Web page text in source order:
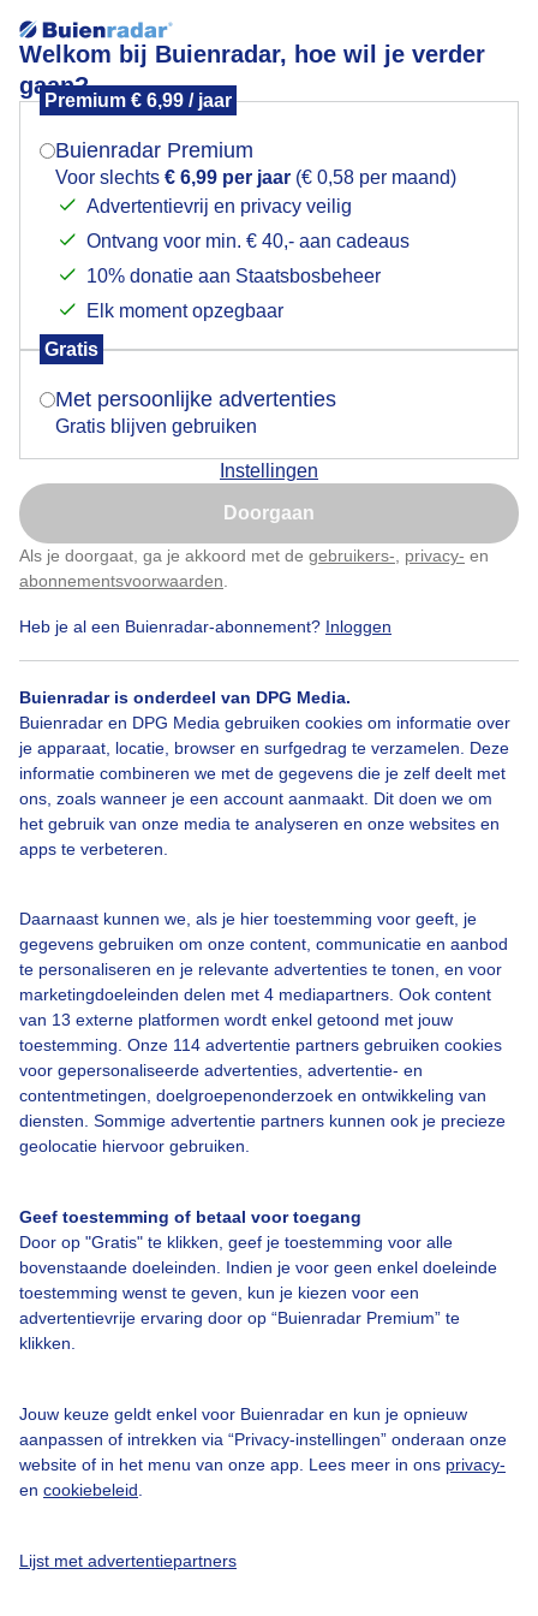
Welkom bij Buienradar, hoe wil je verder
gaan?
Premium € 6,99 / jaar
Buienradar Premium
Voor slechts € 6,99 per jaar (€ 0,58 per maand)
Advertentievrij en privacy veilig
Ontvang voor min. € 40,- aan cadeaus
10% donatie aan Staatsbosbeheer
Elk moment opzegbaar
Gratis
Met persoonlijke advertenties
Gratis blijven gebruiken
Instellingen
Doorgaan
Als je doorgaat, ga je akkoord met de gebruikers- privacy- en
abonnementsvoorwaarden
Heb je al een Buienradar-abonnement? Inloggen
Buienradar is onderdeel van DPG Media.
Buienradar en DPG Media gebruiken cookies om informatie over
je apparaat, locatie, browser en surfgedrag te verzamelen. Deze
informatie combineren we met de gegevens die je zelf deelt met
ons, zoals wanneer je een account aanmaakt. Dit doen we om
het gebruik van onze media te analyseren en onze websites en
apps te verbeteren.
Daarnaast kunnen we, als je hier toestemming voor geeft, je
gegevens gebruiken om onze content, communicatie en aanbod
te personaliseren en je relevante advertenties te tonen, en voor
marketingdoeleinden delen met 4 mediapartners. Ook content
van 13 externe platformen wordt enkel getoond met jouw
toestemming. Onze 114 advertentie partners gebruiken cookies
voor gepersonaliseerde advertenties, advertentie- en
contentmetingen, doelgroepenonderzoek en ontwikkeling van
diensten. Sommige advertentie partners kunnen ook je precieze
geolocatie hiervoor gebruiken.
Geef toestemming of betaal voor toegang
Door op "Gratis" te klikken, geef je toestemming voor alle
bovenstaande doeleinden. Indien je voor geen enkel doeleinde
toestemming wenst te geven, kun je kiezen voor een
advertentievrije ervaring door op “Buienradar Premium” te
klikken.
Jouw keuze geldt enkel voor Buienradar en kun je opnieuw
aanpassen of intrekken via “Privacy-instellingen” onderaan onze
website of in het menu van onze app. Lees meer in ons privacy-
en cookiebeleid
Lijst met advertentiepartners
Bewolking vanmorgen
Door: Mark Klos Gemaakt: 11-05-2026, 99x bekeken
Lente Wolken
Bekijk slideshow
Over Buienradar
Bedrijfsgegevens
Contact
Toegankelijkheid
Gebruikersvoorwaarden
Adverteren
Privacy beleid
Cookie beleid
Mogen we je locatie gebruiken voor het
Indien je hier nog geen akkoord op hebt gegeven,
verschijnt er zo een pop-up uit je browser waarin
Is goed, toon de popup
Nu niet, misschien later
Klik hierom dit aan te passen